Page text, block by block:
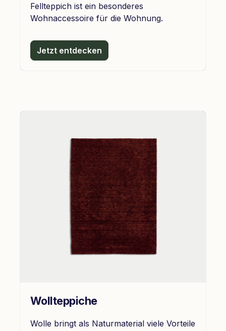
Fellteppich ist ein besonderes
Wohnaccessoire für die Wohnung.
Jetzt entdecken
Wollteppiche
Wolle bringt als Naturmaterial viele Vorteile